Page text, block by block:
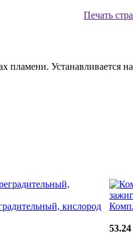
Печать
Устанавливается на
кислород